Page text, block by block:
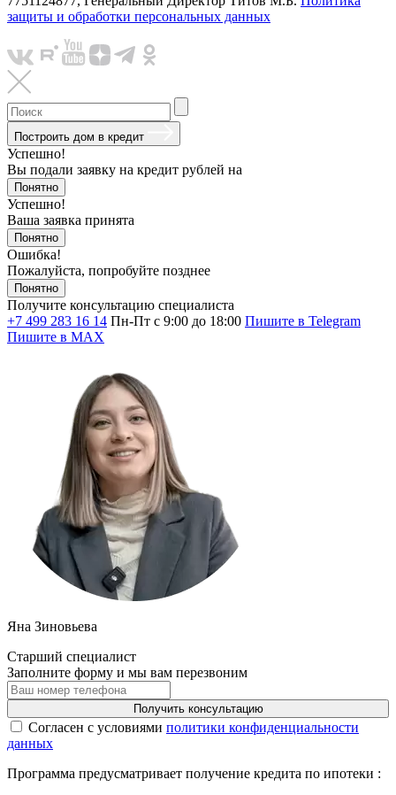
защиты и обработки персональных данных
Построить дом в кредит
Успешно!
Вы подали заявку на кредит рублей на
Понятно
Успешно!
Ваша заявка принята
Понятно
Ошибка!
Пожалуйста, попробуйте позднее
Понятно
Получите консультацию специалиста
+7 499 283 16 14 Пн-Пт с 9:00 до 18:00 Пишите в Telegram
Пишите в MAX
Яна Зиновьева
Старший специалист
Заполните форму и мы вам перезвоним
Получить консультацию
Cогласен с условиями политики конфиденциальности
данных
Программа предусматривает получение кредита по ипотеки :